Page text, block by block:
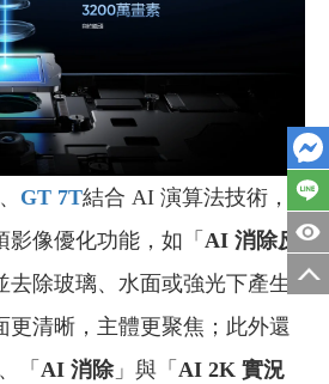
、 GT 7T結合 AI 演算法技術，
影像優化功能，如「 AI 消除反
去除玻璃、水面或強光下產生
更清晰，主體更聚焦；此外還
「 AI 消除」與「 AI 2K 實況